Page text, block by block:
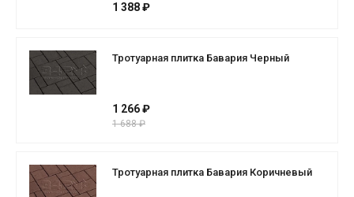
1 388 ₽
Тротуарная плитка Бавария Черный
1 266 ₽
1 688 ₽
Тротуарная плитка Бавария Коричневый